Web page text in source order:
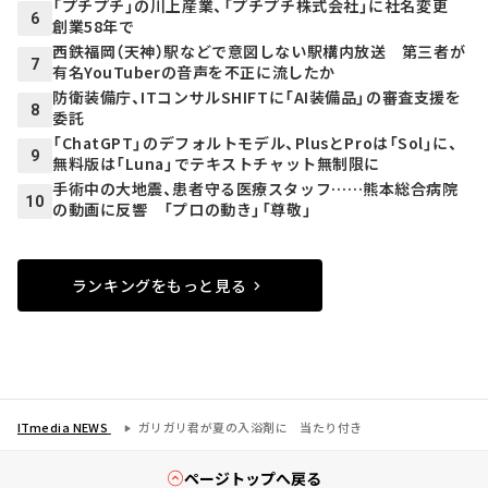
6
「プチプチ」の川上産業、「プチプチ株式会社」に社名変更
創業58年で
7
西鉄福岡（天神）駅などで意図しない駅構内放送 第三者が
有名YouTuberの音声を不正に流したか
8
防衛装備庁、ITコンサルSHIFTに「AI装備品」の審査支援を
委託
9
「ChatGPT」のデフォルトモデル、PlusとProは「Sol」に、
無料版は「Luna」でテキストチャット無制限に
10
手術中の大地震、患者守る医療スタッフ……熊本総合病院
の動画に反響 「プロの動き」「尊敬」
ランキングをもっと見る
ITmedia NEWS ガリガリ君が夏の入浴剤に 当たり付き
ページトップへ戻る